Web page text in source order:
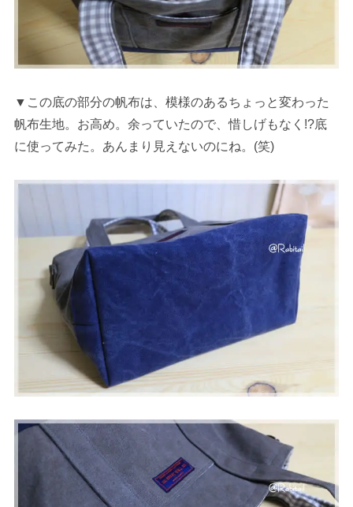
▼この底の部分の帆布は、模様のあるちょっと変わった
帆布生地。お高め。余っていたので、惜しげもなく!?底
に使ってみた。あんまり見えないのにね。(笑)